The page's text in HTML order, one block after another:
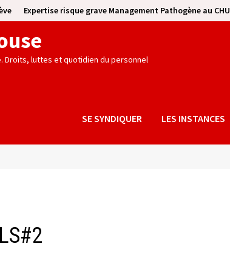
Expertise risque grave Management Pathogène au CHU
Droits, luttes et quotidien du personnel
SE SYNDIQUER LES INSTANCES